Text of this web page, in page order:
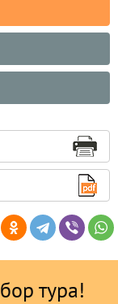
тура!